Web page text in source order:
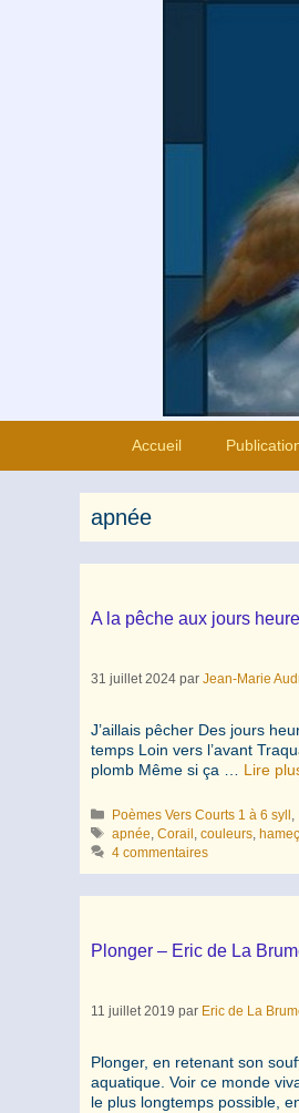
Accueil
apnée
A la pêche aux jours
31 juillet 2024 par Jean-Marie
J’aillais pêcher Des jours
temps Loin vers l’avant
plomb Même si ça … Lire
Catégories
Poèmes Vers Courts 1 à 6 syll
Étiquettes
apnée ,Corail ,couleurs ,
4 commentaires
Plonger – Eric de La
11 juillet 2019 par Eric de La
Plonger, en retenant son
aquatique. Voir ce monde
le plus longtemps possible,